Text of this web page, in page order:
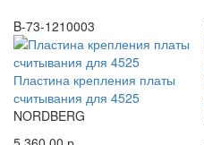
B-73-1210003
Пластина крепления платы
считывания для 4525
NORDBERG